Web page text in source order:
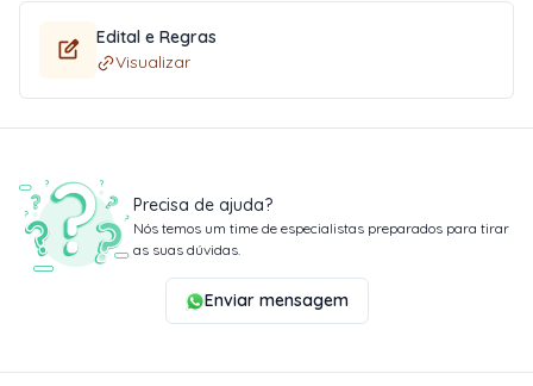
Edital e Regras
Visualizar
Precisa de ajuda?
Nós temos um time de especialistas preparados para tirar
as suas dúvidas.
Enviar mensagem